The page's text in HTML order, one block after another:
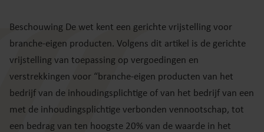
Beschouwing De wet kent een gerichte vrijstelling voor
branche-eigen producten. Volgens dit artikel is de gerichte
vrijstelling van toepassing op vergoedingen en
verstrekkingen voor “branche-eigen producten van het
bedrijf van de inhoudingsplichtige of van het bedrijf van een
met de inhoudingsplichtige verbonden vennootschap, tot
een bedrag van ten hoogste 20% van de waarde in het